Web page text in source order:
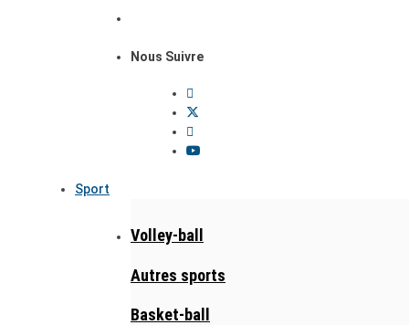
Nous Suivre
Sport
Volley-ball
Autres sports
Basket-ball